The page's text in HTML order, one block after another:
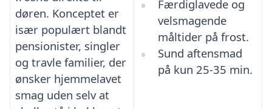
døren. Konceptet er
især populært blandt
pensionister, singler
og travle familier, der
ønsker hjemmelavet
smag uden selv at
Færdiglavede og
velsmagende
måltider på frost.
Sund aftensmad
på kun 25-35 min.